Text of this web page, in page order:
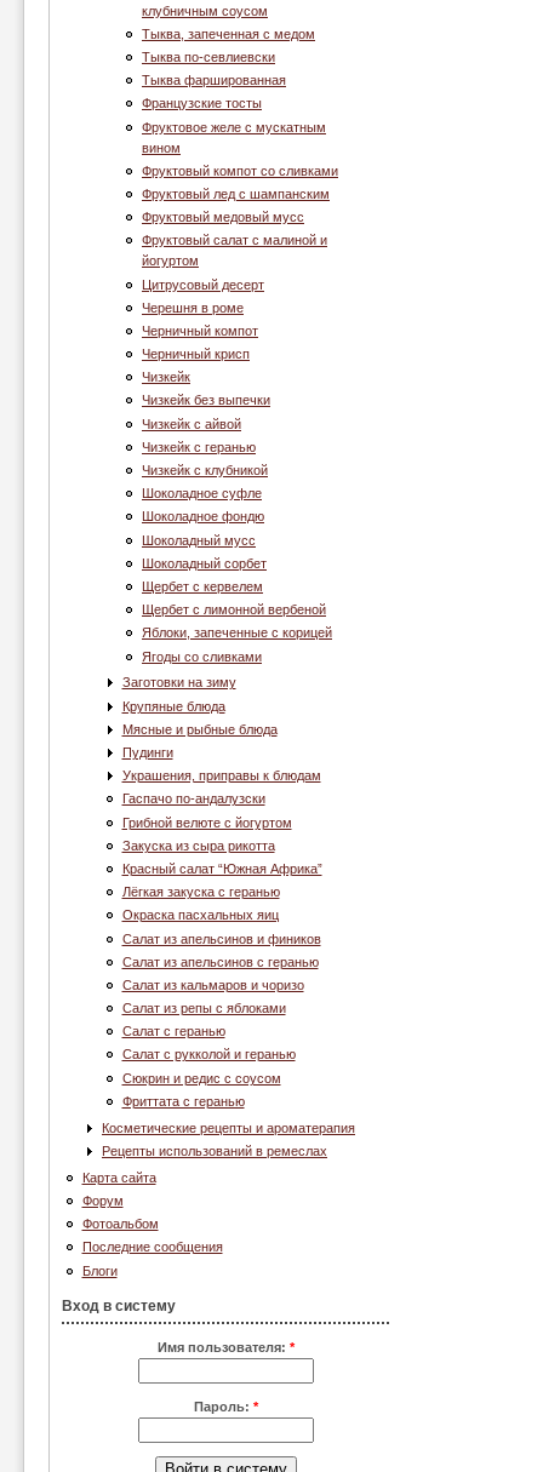
клубничным соусом
Тыква, запеченная с медом
Тыква по-севлиевски
Тыква фаршированная
Французские тосты
Фруктовое желе с мускатным
вином
Фруктовый компот со сливками
Фруктовый лед с шампанским
Фруктовый медовый мусс
Фруктовый салат с малиной и
йогуртом
Цитрусовый десерт
Черешня в роме
Черничный компот
Черничный крисп
Чизкейк
Чизкейк без выпечки
Чизкейк с айвой
Чизкейк с геранью
Чизкейк с клубникой
Шоколадное суфле
Шоколадное фондю
Шоколадный мусс
Шоколадный сорбет
Щербет с кервелем
Щербет с лимонной вербеной
Яблоки, запеченные с корицей
Ягоды со сливками
Заготовки на зиму
Крупяные блюда
Мясные и рыбные блюда
Пудинги
Украшения, приправы к блюдам
Гаспачо по-андалузски
Грибной велюте с йогуртом
Закуска из сыра рикотта
Красный салат “Южная Африка”
Лёгкая закуска с геранью
Окраска пасхальных яиц
Салат из апельсинов и фиников
Салат из апельсинов с геранью
Салат из кальмаров и чоризо
Салат из репы с яблоками
Салат с геранью
Салат с рукколой и геранью
Сюкрин и редис с соусом
Фриттата с геранью
Косметические рецепты и ароматерапия
Рецепты использований в ремеслах
Карта сайта
Форум
Фотоальбом
Последние сообщения
Блоги
Вход в систему
Имя пользователя: *
Пароль: *